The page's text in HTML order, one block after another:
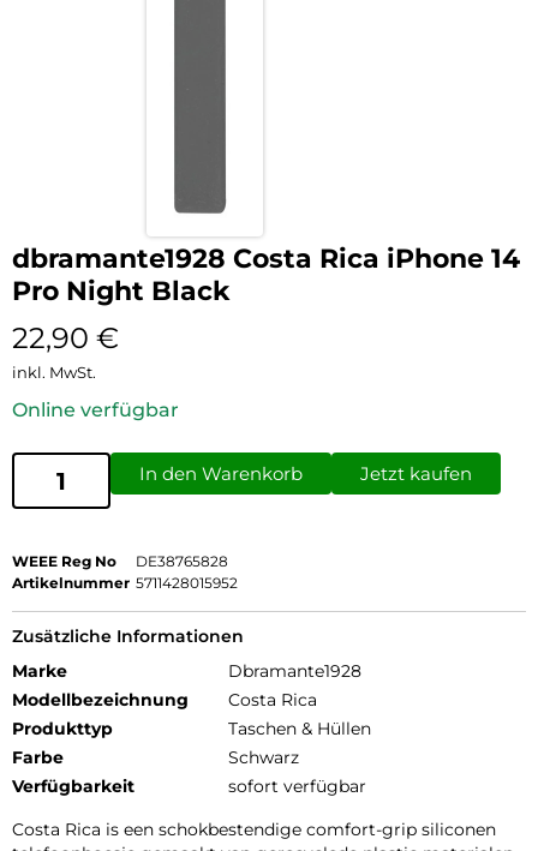
dbramante1928 Costa Rica iPhone 14
Pro Night Black
22,90 €
inkl. MwSt.
Online verfügbar
In den Warenkorb Jetzt kaufen
WEEE Reg No
DE38765828
Artikelnummer 5711428015952
Zusätzliche Informationen
Marke
Dbramante1928
Modellbezeichnung
Costa Rica
Produkttyp
Taschen & Hüllen
Farbe
Schwarz
Verfügbarkeit
sofort verfügbar
Costa Rica is een schokbestendige comfort-grip siliconen